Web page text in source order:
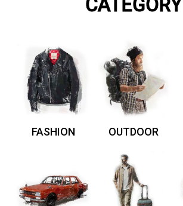
CATEGORY
FASHION OUTDOOR